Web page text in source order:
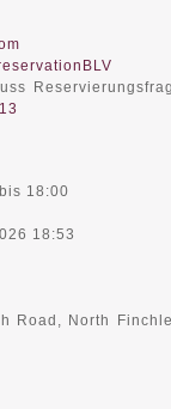
18:00
18:53
Road, North